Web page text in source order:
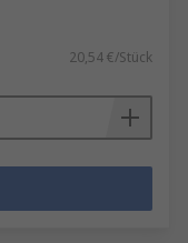
20,54 €/Stück